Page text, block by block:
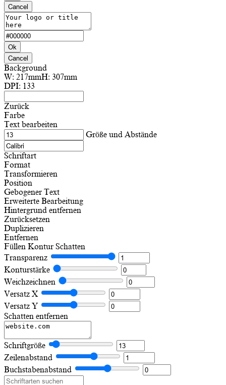
Cancel
Ok
Cancel
Background
W: 217mmH: 307mm
DPI: 133
Zurück
Farbe
Text bearbeiten
Größe und Abstände
Schriftart
Format
Transformieren
Position
Gebogener Text
Erweiterte Bearbeitung
Hintergrund entfernen
Zurücksetzen
Duplizieren
Entfernen
Füllen Kontur Schatten
Transparenz
Konturstärke
Weichzeichnen
Versatz X
Versatz Y
Schatten entfernen
Schriftgröße
Zeilenabstand
Buchstabenabstand